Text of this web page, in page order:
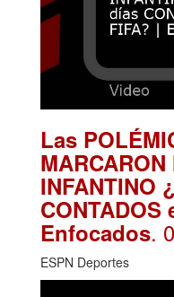
Las
INFANTINO
CONTADOS
Enfocados.
ESPN Deportes